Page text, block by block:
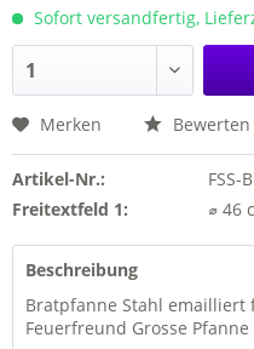
Sofort versandfertig,
Merken Bewerten
Artikel-Nr.:
FSS-
Freitextfeld 1:
⌀ 46
Beschreibung
Bratpfanne Stahl emailliert
Feuerfreund Grosse